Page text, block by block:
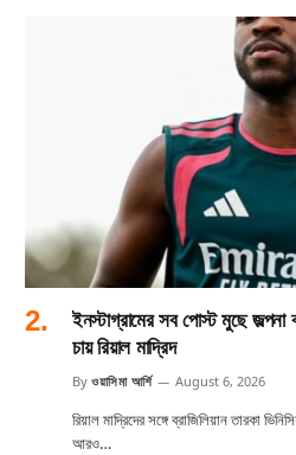
ইনস্টাগ্রামের সব পোস্ট মুছে জল্পনা
চায় রিয়াল মাদ্রিদ
By ওয়াসিমা আর্শি August 6, 2026
রিয়াল মাদ্রিদের সঙ্গে ব্রাজিলিয়ান তারকা
আরও…